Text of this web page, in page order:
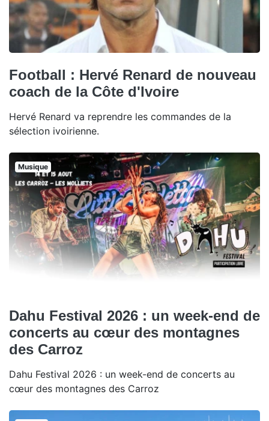
Football : Hervé Renard de nouveau
coach de la Côte d'Ivoire
Hervé Renard va reprendre les commandes de la
sélection ivoirienne.
Musique
Dahu Festival 2026 : un week-end de
concerts au cœur des montagnes
des Carroz
Dahu Festival 2026 : un week-end de concerts au
cœur des montagnes des Carroz